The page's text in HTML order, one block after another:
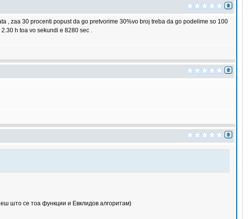
, zaa 30 procenti popust da go pretvorime 30%vo broj treba da go podelime so 100
h toa vo sekundi e 8280 sec .
што се тоа функции и Евклидов алгоритам)